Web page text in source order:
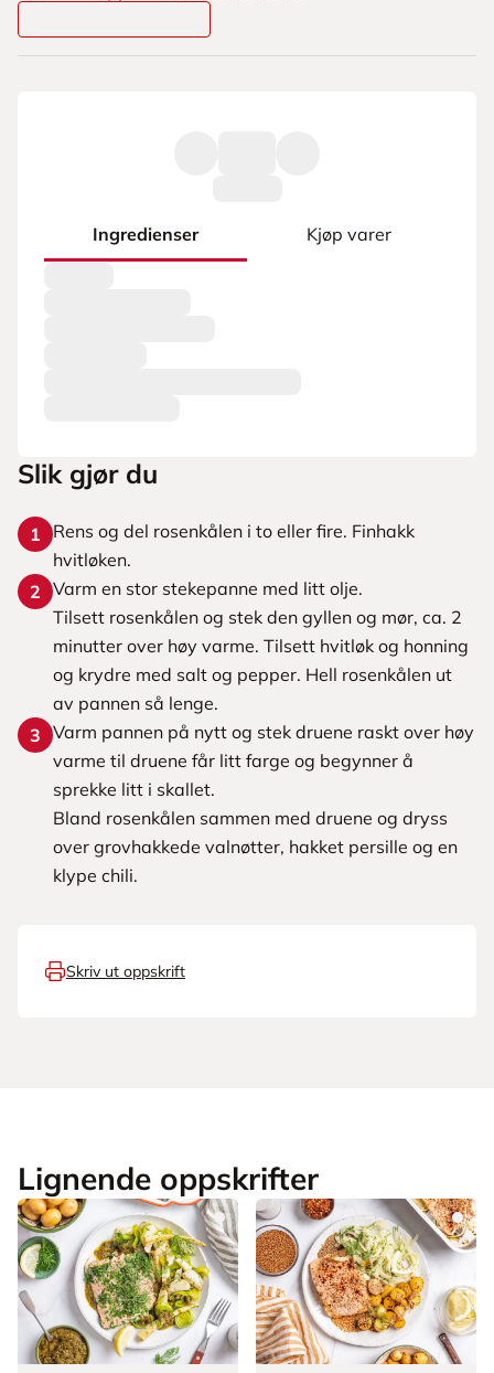
Ingredienser Kjøp varer
Slik gjør du
1
Rens og del rosenkålen i to eller fire. Finhakk
hvitløken.
2 Varm en stor stekepanne med litt olje.
Tilsett rosenkålen og stek den gyllen og mør, ca. 2
minutter over høy varme. Tilsett hvitløk og honning
og krydre med salt og pepper. Hell rosenkålen ut
av pannen så lenge.
3 Varm pannen på nytt og stek druene raskt over høy
varme til druene får litt farge og begynner å
sprekke litt i skallet.
Bland rosenkålen sammen med druene og dryss
over grovhakkede valnøtter, hakket persille og en
klype chili.
Skriv ut oppskrift
Lignende oppskrifter